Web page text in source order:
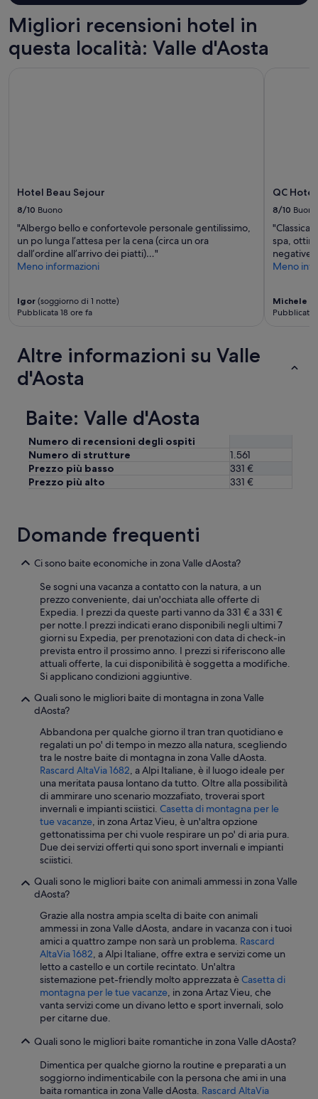
Migliori recensioni hotel in
questa località: Valle d'Aosta
Hotel Beau Sejour
8/10 Buono
"Albergo bello e confortevole personale gentilissimo,
un po lunga l’attesa per la cena (circa un ora
dall’ordine all’arrivo dei piatti)…"
Meno informazioni
Igor (soggiorno di 1 notte)
Pubblicata 18 ore fa
QC
8/10 Buono
"Classica
spa,
negative
Meno
Michele
Pubblicata
Altre informazioni su Valle
d'Aosta
Baite: Valle d'Aosta
Numero di recensioni degli ospiti
Numero di strutture
1.561
Prezzo più basso
331 €
Prezzo più alto
331 €
Domande frequenti
Ci sono baite economiche in zona Valle dAosta?
Se sogni una vacanza a contatto con la natura, a un
prezzo conveniente, dai un'occhiata alle offerte di
Expedia. I prezzi da queste parti vanno da 331 € a 331 €
per notte.I prezzi indicati erano disponibili negli ultimi 7
giorni su Expedia, per prenotazioni con data di check-in
prevista entro il prossimo anno. I prezzi si riferiscono alle
attuali offerte, la cui disponibilità è soggetta a modifiche.
Si applicano condizioni aggiuntive.
Quali sono le migliori baite di montagna in zona Valle
dAosta?
Abbandona per qualche giorno il tran tran quotidiano e
regalati un po' di tempo in mezzo alla natura, scegliendo
tra le nostre baite di montagna in zona Valle dAosta.
Rascard AltaVia 1682, a Alpi Italiane, è il luogo ideale per
una meritata pausa lontano da tutto. Oltre alla possibilità
di ammirare uno scenario mozzafiato, troverai sport
invernali e impianti sciistici. Casetta di montagna per le
tue vacanze, in zona Artaz Vieu, è un'altra opzione
gettonatissima per chi vuole respirare un po' di aria pura.
Due dei servizi offerti qui sono sport invernali e impianti
sciistici.
Quali sono le migliori baite con animali ammessi in zona Valle
dAosta?
Grazie alla nostra ampia scelta di baite con animali
ammessi in zona Valle dAosta, andare in vacanza con i tuoi
amici a quattro zampe non sarà un problema. Rascard
AltaVia 1682, a Alpi Italiane, offre extra e servizi come un
letto a castello e un cortile recintato. Un'altra
sistemazione pet-friendly molto apprezzata èCasetta di
montagna per le tue vacanze, in zona Artaz Vieu, che
vanta servizi come un divano letto e sport invernali, solo
per citarne due.
Quali sono le migliori baite romantiche in zona Valle dAosta?
Dimentica per qualche giorno la routine e preparati a un
soggiorno indimenticabile con la persona che ami in una
baita romantica in zona Valle dAosta. Rascard AltaVia